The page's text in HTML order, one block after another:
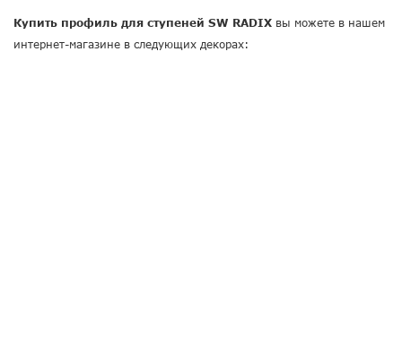
Купить профиль для ступеней SW RADIX вы можете в нашем
интернет-магазине в следующих декорах: